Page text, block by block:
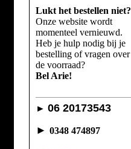
Lukt het bestellen niet?
Onze website wordt
momenteel vernieuwd.
Heb je hulp nodig bij je
bestelling of vragen over
de voorraad?
Bel Arie!
► 06 20173543
► 0348 474897